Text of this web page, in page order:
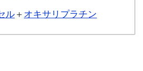
ル＋ オキサリプラチン